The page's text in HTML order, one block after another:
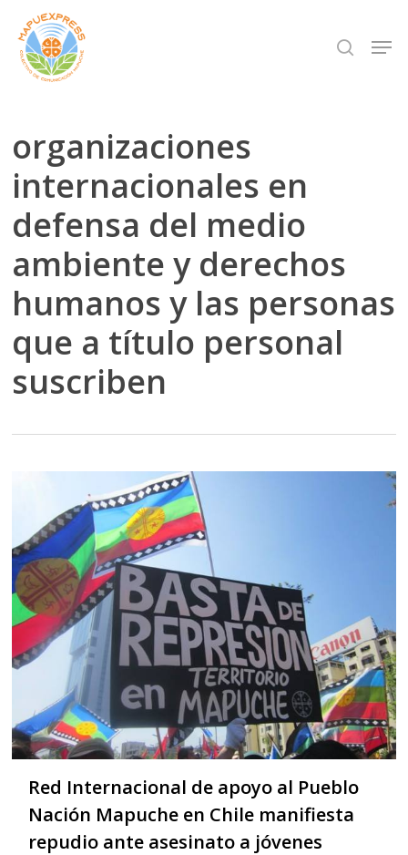
Skip
main
search
organizaciones
internacionales en
defensa del medio
ambiente y derechos
humanos y las personas
que a título personal
suscriben
Red Internacional de apoyo al Pueblo
Nación Mapuche en Chile manifiesta
repudio ante asesinato a jóvenes
Close